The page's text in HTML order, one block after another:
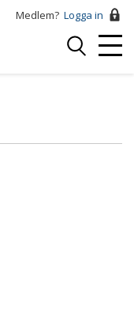
Medlem? Logga in
Logga